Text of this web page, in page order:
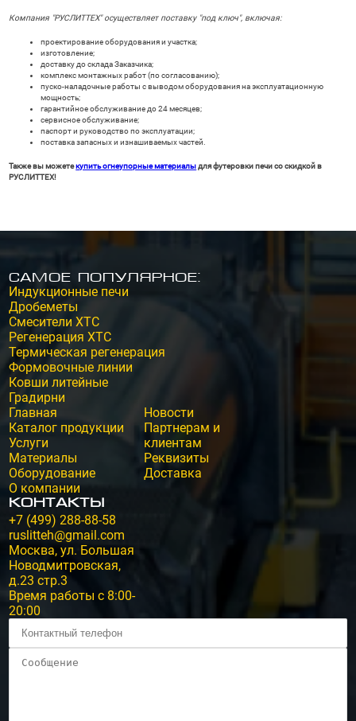
Компания "РУСЛИТТЕХ" осуществляет поставку "под ключ", включая:
проектирование оборудования и участка;
изготовление;
доставку до склада Заказчика;
комплекс монтажных работ (по согласованию);
пуско-наладочные работы с выводом оборудования на эксплуатационную
мощность;
гарантийное обслуживание до 24 месяцев;
сервисное обслуживание;
паспорт и руководство по эксплуатации;
поставка запасных и изнашиваемых частей.
Также вы можетекупить огнеупорные материалыдля футеровки печи со скидкой в
РУСЛИТТЕХ!
Самое популярное:
Индукционные печи
Дробеметы
Смесители ХТС
Регенерация ХТС
Термическая регенерация
Формовочные линии
Ковши литейные
Градирни
Главная
Каталог продукции
Услуги
Материалы
Оборудование
О компании
Новости
Партнерам и
клиентам
Реквизиты
Доставка
Контакты
+7 (499) 288-88-58
ruslitteh@gmail.com
Москва, ул. Большая
Новодмитровская,
д.23 стр.3
Время работы с 8:00-
20:00